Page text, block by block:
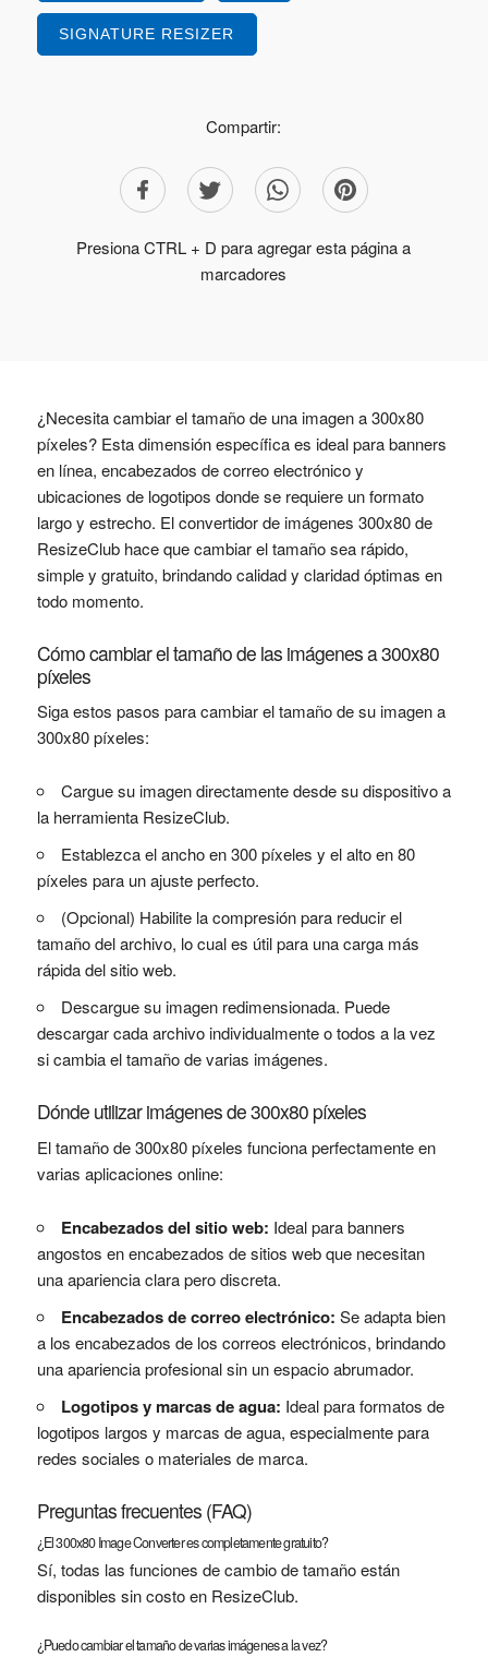
SIGNATURE RESIZER
Compartir:
Presiona CTRL + D para agregar esta página a
marcadores
¿Necesita cambiar el tamaño de una imagen a 300x80
píxeles? Esta dimensión específica es ideal para banners
en línea, encabezados de correo electrónico y
ubicaciones de logotipos donde se requiere un formato
largo y estrecho. El convertidor de imágenes 300x80 de
ResizeClub hace que cambiar el tamaño sea rápido,
simple y gratuito, brindando calidad y claridad óptimas en
todo momento.
Cómo cambiar el tamaño de las imágenes a 300x80
píxeles
Siga estos pasos para cambiar el tamaño de su imagen a
300x80 píxeles:
Cargue su imagen directamente desde su dispositivo a
la herramienta ResizeClub.
Establezca el ancho en 300 píxeles y el alto en 80
píxeles para un ajuste perfecto.
(Opcional) Habilite la compresión para reducir el
tamaño del archivo, lo cual es útil para una carga más
rápida del sitio web.
Descargue su imagen redimensionada. Puede
descargar cada archivo individualmente o todos a la vez
si cambia el tamaño de varias imágenes.
Dónde utilizar imágenes de 300x80 píxeles
El tamaño de 300x80 píxeles funciona perfectamente en
varias aplicaciones online:
Encabezados del sitio web: Ideal para banners
angostos en encabezados de sitios web que necesitan
una apariencia clara pero discreta.
Encabezados de correo electrónico: Se adapta bien
a los encabezados de los correos electrónicos, brindando
una apariencia profesional sin un espacio abrumador.
Logotipos y marcas de agua: Ideal para formatos de
logotipos largos y marcas de agua, especialmente para
redes sociales o materiales de marca.
Preguntas frecuentes (FAQ)
¿El 300x80 Image Converter es completamente gratuito?
Sí, todas las funciones de cambio de tamaño están
disponibles sin costo en ResizeClub.
¿Puedo cambiar el tamaño de varias imágenes a la vez?